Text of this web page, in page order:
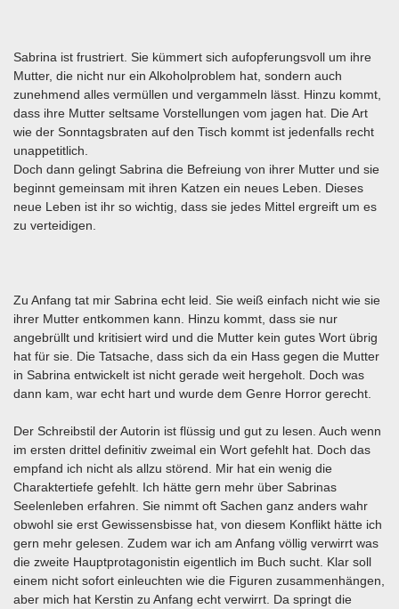
Sabrina ist frustriert. Sie kümmert sich aufopferungsvoll um ihre
Mutter, die nicht nur ein Alkoholproblem hat, sondern auch
zunehmend alles vermüllen und vergammeln lässt. Hinzu kommt,
dass ihre Mutter seltsame Vorstellungen vom jagen hat. Die Art
wie der Sonntagsbraten auf den Tisch kommt ist jedenfalls recht
unappetitlich.
Doch dann gelingt Sabrina die Befreiung von ihrer Mutter und sie
beginnt gemeinsam mit ihren Katzen ein neues Leben. Dieses
neue Leben ist ihr so wichtig, dass sie jedes Mittel ergreift um es
zu verteidigen.
Zu Anfang tat mir Sabrina echt leid. Sie weiß einfach nicht wie sie
ihrer Mutter entkommen kann. Hinzu kommt, dass sie nur
angebrüllt und kritisiert wird und die Mutter kein gutes Wort übrig
hat für sie. Die Tatsache, dass sich da ein Hass gegen die Mutter
in Sabrina entwickelt ist nicht gerade weit hergeholt. Doch was
dann kam, war echt hart und wurde dem Genre Horror gerecht.
Der Schreibstil der Autorin ist flüssig und gut zu lesen. Auch wenn
im ersten drittel definitiv zweimal ein Wort gefehlt hat. Doch das
empfand ich nicht als allzu störend. Mir hat ein wenig die
Charaktertiefe gefehlt. Ich hätte gern mehr über Sabrinas
Seelenleben erfahren. Sie nimmt oft Sachen ganz anders wahr
obwohl sie erst Gewissensbisse hat, von diesem Konflikt hätte ich
gern mehr gelesen. Zudem war ich am Anfang völlig verwirrt was
die zweite Hauptprotagonistin eigentlich im Buch sucht. Klar soll
einem nicht sofort einleuchten wie die Figuren zusammenhängen,
aber mich hat Kerstin zu Anfang echt verwirrt. Da springt die